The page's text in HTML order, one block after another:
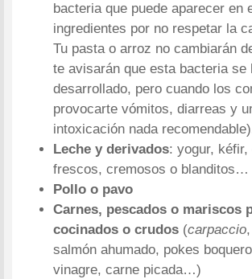
bacteria que puede aparecer en
ingredientes por no respetar la
Tu pasta o arroz no cambiarán
te avisarán que esta bacteria se
desarrollado, pero cuando los
provocarte vómitos, diarreas y
intoxicación nada
Leche y derivados: yogur, kéfir,
frescos, cremosos o blanditos…
Pollo o pavo
Carnes, pescados o mariscos
cocinados o crudos (carpaccio
salmón ahumado, pokes
vinagre, carne picada…)